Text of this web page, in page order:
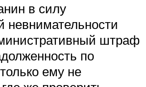
в силу
невнимательности
штраф
по
ему не